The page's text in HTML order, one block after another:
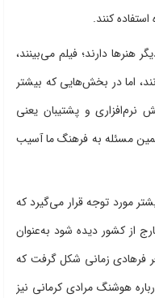
کنند.
هنرها دارند؛ فیلم می‌بینند،
اما در بخش‌هایی که بیشتر
و پشتیبان یعنی
مسئله به فرهنگ ما آسیب
مورد توجه قرار می‌گیرد که
از کشور دیده شود به‌عنوان
فرهادی زمانی شکل گرفت که
هوشنگ مرادی کرمانی نیز